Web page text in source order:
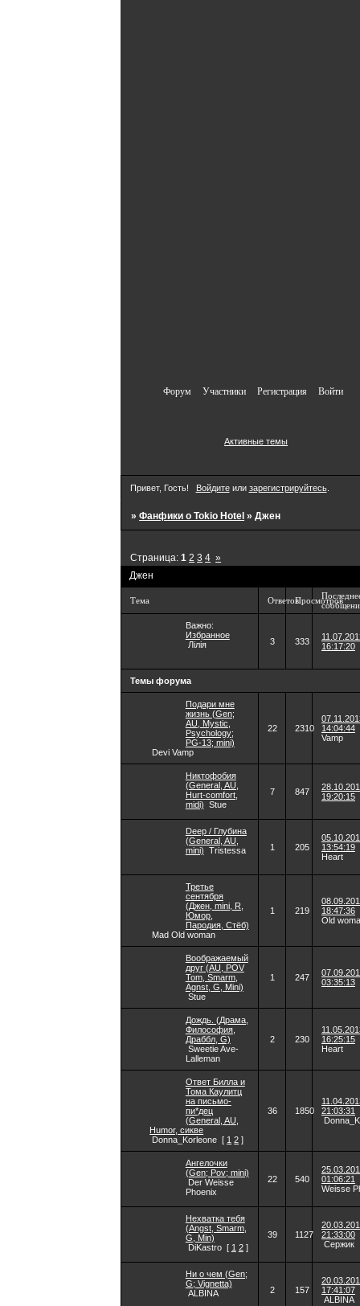
Форум Участники Регистрация Войти
Активные темы
Привет, Гость! Войдитеили зарегистрируйтесь.
»Фанфики о Tokio Hotel »Джен
Джен
Страница:1 2 3 4 »
Тема ОтветовПросмотров
Важно:
Избранное
Лілія
3 333
16:17:20
Темы форума
Подари мне
жизнь (Gen;
AU, Mystic,
Psychology;
PG-13; mini)
Devi Vamp
22 2310
14:04:44
Vamp
Никтофобия
(General, AU,
Hurt-comfort,
midi) Stue
7 847
19:20:15
Deep / Глубина
(General, AU,
mini) Tristessa 1 205
13:54:19
Heart
Третье
сентября
(Джен, mini, R,
Юмор,
Пародия, Стёб)
Mad Old woman
1 219
18:47:36
Old
Воображаемый
друг (AU, POV
Tom, Smarm,
Agnst, G, Mini)
Stue
1 247
03:35:13
Дождь. (Драма,
Философия,
Драббл, G)
Sweetie Ave-
Lalleman
2 230
16:25:15
Heart
Ответ Билла и
Тома Каулитц
на письмо-
пи*дец
(General, AU,
Humor, сикве
Donna_Korleone [ 1 2 ]
36 1850
21:03:31
Ангелочки
(Gen; Pov; mini)
Der Weisse
Phoenix
22 540
01:06:21
Weisse
Нехватка тебя
(Angst, Smarm,
G, Min)
DiKastro [ 1 2 ]
39 1127
21:33:00
Сержик
Ни о чем (Gen;
G; Vignetta)
ALBINA
2 157
17:41:07
ALBINA